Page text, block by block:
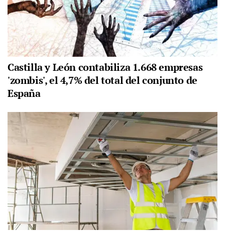
Castilla y León contabiliza 1.668 empresas
'zombis', el 4,7% del total del conjunto de
España